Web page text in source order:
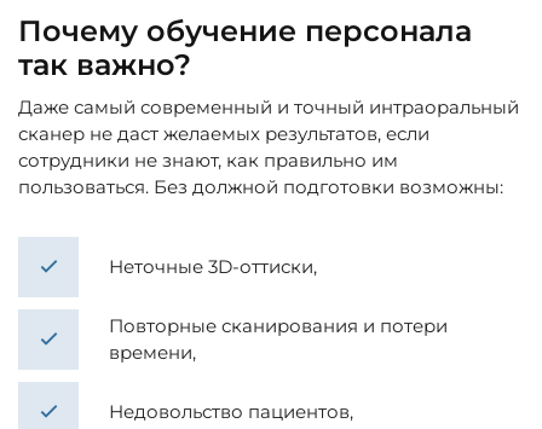
Почему обучение персонала
так важно?
Даже самый современный и точный интраоральный
сканер не даст желаемых результатов, если
сотрудники не знают, как правильно им
пользоваться. Без должной подготовки возможны:
Неточные 3D-оттиски,
Повторные сканирования и потери
времени,
Недовольство пациентов,